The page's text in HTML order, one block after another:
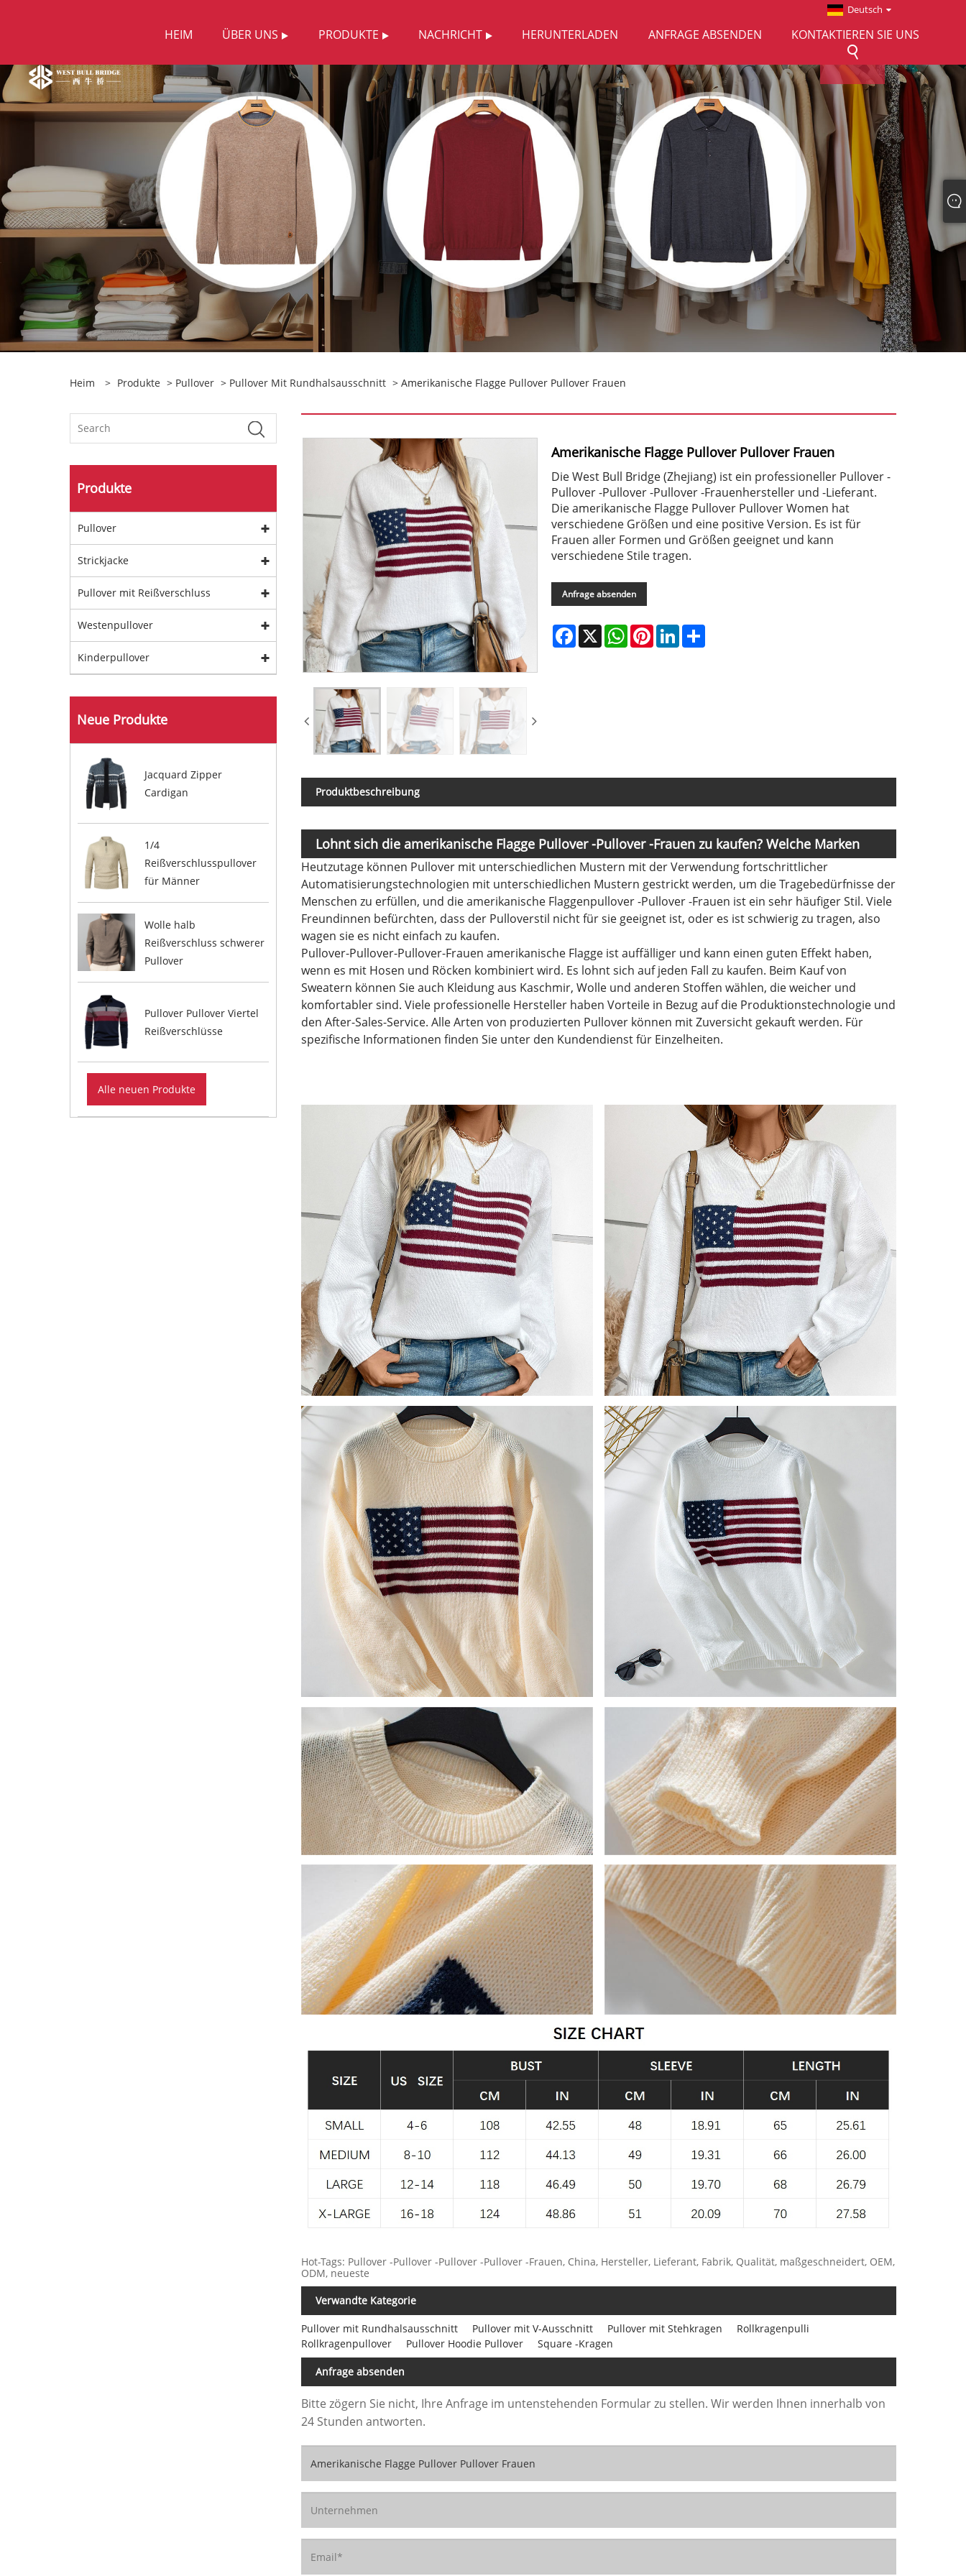
HEIM ÜBER UNS PRODUKTE NACHRICHT HERUNTERLADEN ANFRAGE ABSENDEN KONTAKTIEREN SIE UNS
Deutsch
Heim > Produkte > Pullover > Pullover Mit Rundhalsausschnitt > Amerikanische Flagge Pullover Pullover Frauen
Produkte
Pullover
Strickjacke
Pullover mit Reißverschluss
Westenpullover
Kinderpullover
Neue Produkte
Jacquard Zipper
Cardigan
1/4
Reißverschlusspullover
für Männer
Wolle halb
Reißverschluss schwerer
Pullover
Pullover Pullover Viertel
Reißverschlüsse
Alle neuen Produkte
Amerikanische Flagge Pullover Pullover Frauen
Die West Bull Bridge (Zhejiang) ist ein professioneller Pullover -
Pullover -Pullover -Pullover -Frauenhersteller und -Lieferant.
Die amerikanische Flagge Pullover Pullover Women hat
verschiedene Größen und eine positive Version. Es ist für
Frauen aller Formen und Größen geeignet und kann
verschiedene Stile tragen.
Anfrage absenden
Facebook
X WhatsAppPinterestLinkedInShare
Produktbeschreibung
Lohnt sich die amerikanische Flagge Pullover -Pullover -Frauen zu kaufen? Welche Marken
haben gute Qualität?
Heutzutage können Pullover mit unterschiedlichen Mustern mit der Verwendung fortschrittlicher
Automatisierungstechnologien mit unterschiedlichen Mustern gestrickt werden, um die Tragebedürfnisse der
Menschen zu erfüllen, und die amerikanische Flaggenpullover -Pullover -Frauen ist ein sehr häufiger Stil. Viele
Freundinnen befürchten, dass der Pulloverstil nicht für sie geeignet ist, oder es ist schwierig zu tragen, also
wagen sie es nicht einfach zu kaufen.
Pullover-Pullover-Pullover-Frauen amerikanische Flagge ist auffälliger und kann einen guten Effekt haben,
wenn es mit Hosen und Röcken kombiniert wird. Es lohnt sich auf jeden Fall zu kaufen. Beim Kauf von
Sweatern können Sie auch Kleidung aus Kaschmir, Wolle und anderen Stoffen wählen, die weicher und
komfortabler sind. Viele professionelle Hersteller haben Vorteile in Bezug auf die Produktionstechnologie und
den After-Sales-Service. Alle Arten von produzierten Pullover können mit Zuversicht gekauft werden. Für
spezifische Informationen finden Sie unter den Kundendienst für Einzelheiten.
Hot-Tags: Pullover -Pullover -Pullover -Pullover -Frauen, China, Hersteller, Lieferant, Fabrik, Qualität, maßgeschneidert, OEM,
ODM, neueste
Verwandte Kategorie
Pullover mit Rundhalsausschnitt Pullover mit V-Ausschnitt Pullover mit Stehkragen
Rollkragenpulli
Rollkragenpullover
Pullover Hoodie Pullover Square -Kragen
Anfrage absenden
Bitte zögern Sie nicht, Ihre Anfrage im untenstehenden Formular zu stellen. Wir werden Ihnen innerhalb von
24 Stunden antworten.